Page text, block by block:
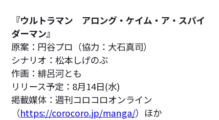
『ウルトラマン アロング・ケイム・ア・スパイ
ダーマン』
原案：円谷プロ（協力：大石真司）
シナリオ：松本しげのぶ
作画：緋呂河とも
リリース予定：8月14日(水)
掲載媒体：週刊コロコロオンライン
（https://corocoro.jp/manga/）ほか